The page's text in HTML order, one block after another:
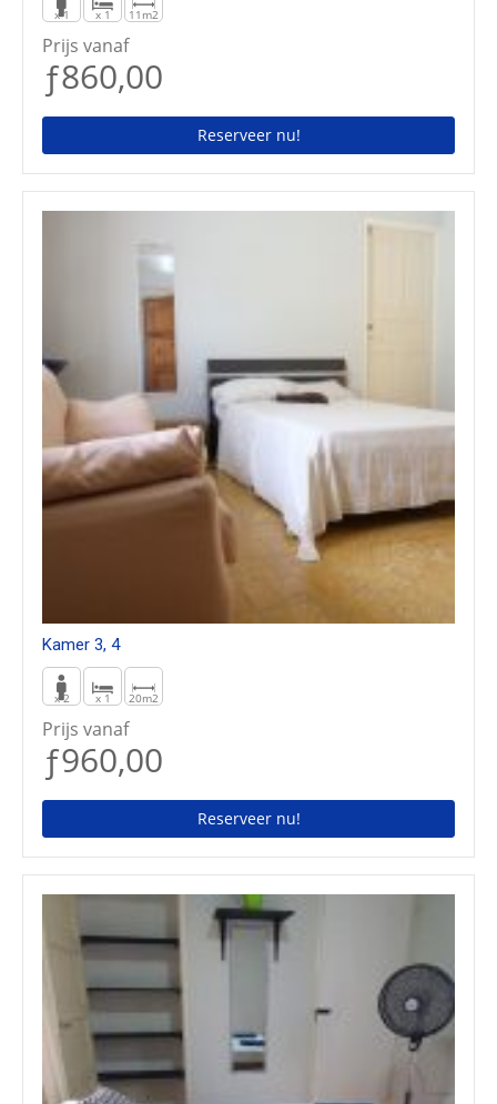
x 1 x 1 11m2
Prijs vanaf
ƒ860,00
Reserveer nu!
Kamer 3, 4
x 2 x 1 20m2
Prijs vanaf
ƒ960,00
Reserveer nu!